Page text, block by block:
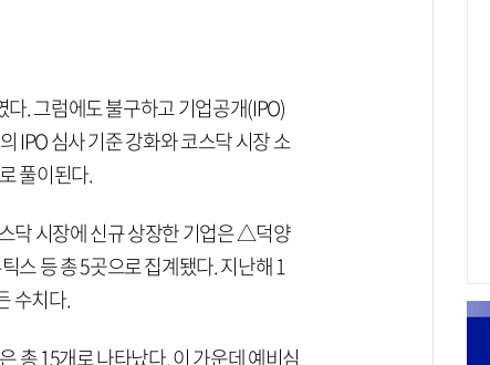
. 그럼에도 불구하고 기업공개(IPO)
IPO 심사 기준 강화와 코스닥 시장 소
풀이된다.
닥 시장에 신규 상장한 기업은 △덕양
등 총 5곳으로 집계됐다. 지난해 1
수치다.
총 15개로 나타났다. 이 가운데 예비심